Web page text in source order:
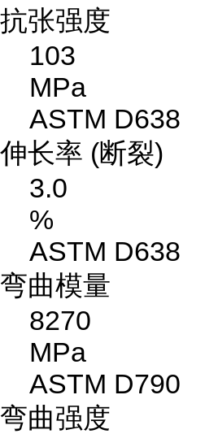
抗张强度
103
MPa
ASTM D638
伸长率 (断裂)
3.0
%
ASTM D638
弯曲模量
8270
MPa
ASTM D790
弯曲强度